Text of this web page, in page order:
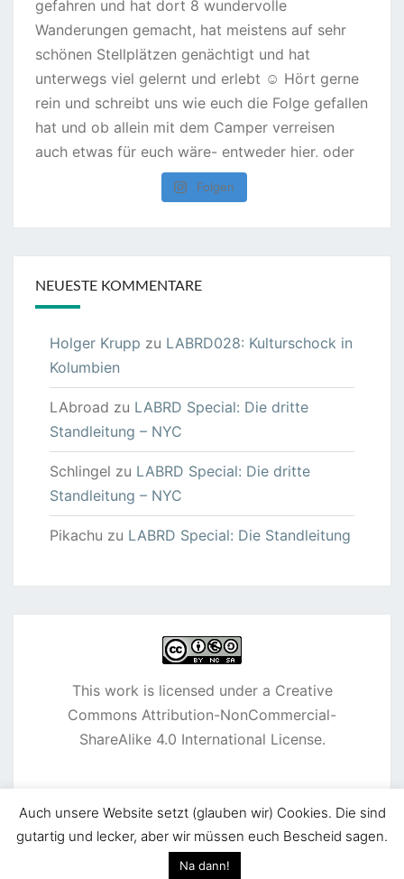
Folgen
NEUESTE KOMMENTARE
Holger Krupp zu LABRD028: Kulturschock in
Kolumbien
LAbroad zu LABRD Special: Die dritte
Standleitung – NYC
Schlingel zu LABRD Special: Die dritte
Standleitung – NYC
Pikachu zu LABRD Special: Die Standleitung
This work is licensed under a Creative
Commons Attribution-NonCommercial-
ShareAlike 4.0 International License.
© 2026 | Stolz präsentiert von WordPress
Theme:
Nisarg
Auch unsere Website setzt (glauben wir) Cookies. Die sind
gutartig und lecker, aber wir müssen euch Bescheid sagen.
Na dann!